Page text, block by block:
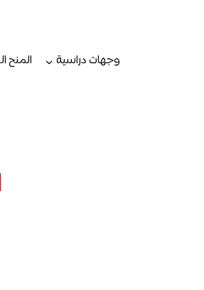
وجهات دراسية
المنح